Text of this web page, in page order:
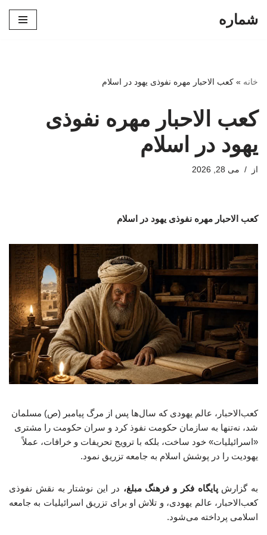
شماره
خانه » کعب الاحبار مهره نفوذی یهود در اسلام
کعب الاحبار مهره نفوذی
یهود در اسلام
از می 28, 2026
کعب الاحبار مهره نفوذی یهود در اسلام
کعب‌الاحبار، عالم یهودی که سال‌ها پس از مرگ پیامبر (ص) مسلمان
شد، نه‌تنها به سازمان حکومت نفوذ کرد و سران حکومت را مشتری
«اسرائیلیات» خود ساخت، بلکه با ترویج تحریفات و خرافات، عملاً
یهودیت را در پوشش اسلام به جامعه تزریق نمود.
به گزارشپایگاه فکر و فرهنگ مبلغ، در این نوشتار به نقش نفوذی
کعب‌الاحبار، عالم یهودی، و تلاش او برای تزریق اسرائیلیات به جامعه
اسلامی پرداخته می‌شود.